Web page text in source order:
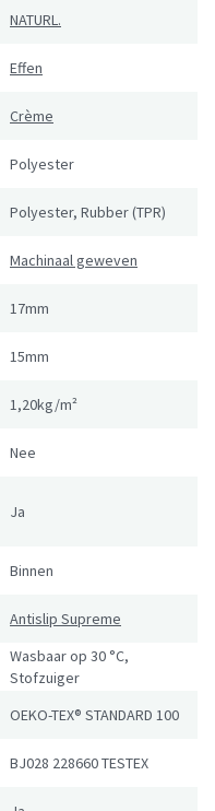
NATURL.
Effen
Crème
Polyester
Polyester, Rubber (TPR)
Machinaal geweven
17mm
15mm
1,20kg/m²
Nee
Ja
Binnen
Antislip Supreme
Wasbaar op 30 °C,
Stofzuiger
OEKO-TEX® STANDARD 100
BJ028 228660 TESTEX